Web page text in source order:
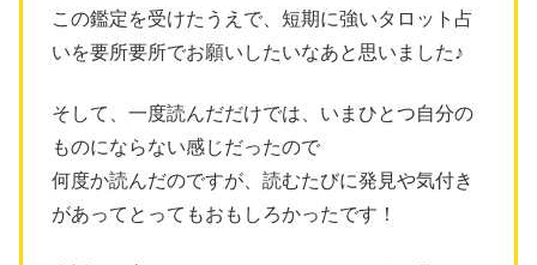
この鑑定を受けたうえで、短期に強いタロット占
いを要所要所でお願いしたいなあと思いました♪
そして、一度読んだだけでは、いまひとつ自分の
ものにならない感じだったので
何度か読んだのですが、読むたびに発見や気付き
があってとってもおもしろかったです！